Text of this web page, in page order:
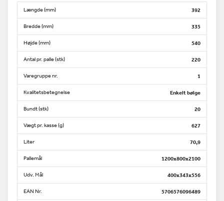
Længde (mm) 392
Bredde (mm) 335
Højde (mm) 540
Antal pr. palle (stk) 220
Varegruppe nr. 1
Kvalitetsbetegnelse Enkelt bølge
Bundt (stk) 20
Vægt pr. kasse (g) 627
Liter 70,9
Pallemål 1200x800x2100
Udv. Mål 400x343x556
EAN Nr. 5706576096489